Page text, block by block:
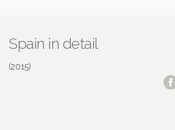
Spain in detail
(2015)